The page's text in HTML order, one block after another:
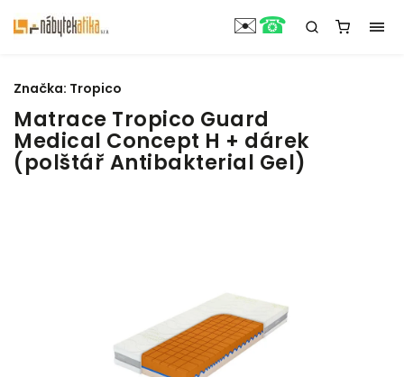
Matrace Tropico Guard
Medical Concept H + dárek
(polštář Antibakterial Gel)
Značka: Tropico
✉️☎